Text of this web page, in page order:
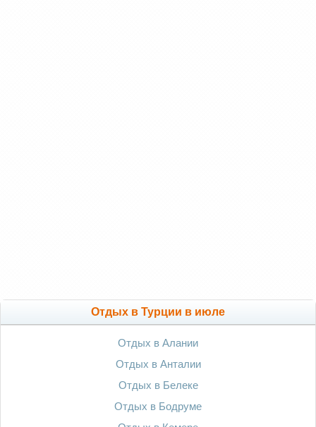
Отдых в Турции в июле
Отдых в Алании
Отдых в Анталии
Отдых в Белеке
Отдых в Бодруме